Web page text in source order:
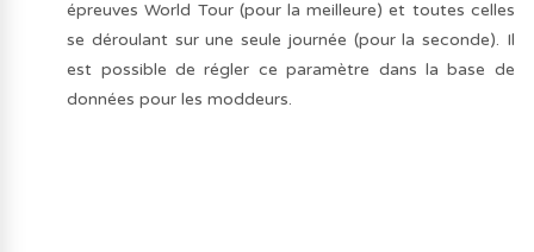
épreuves World Tour (pour la meilleure) et toutes celles
se déroulant sur une seule journée (pour la seconde). Il
est possible de régler ce paramètre dans la base de
données pour les moddeurs.